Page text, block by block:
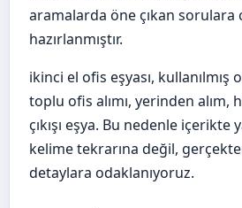
aramalarda öne çıkan sorulara
hazırlanmıştır.
ikinci el ofis eşyası, kullanılmış
toplu ofis alımı, yerinden alım,
çıkışı eşya. Bu nedenle içerikte
kelime tekrarına değil,
detaylara odaklanıyoruz.